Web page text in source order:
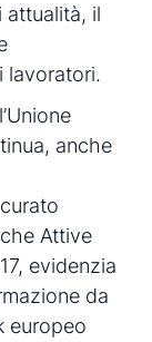
attualità, il
lavoratori.
anche
Attive
evidenzia
da
europeo